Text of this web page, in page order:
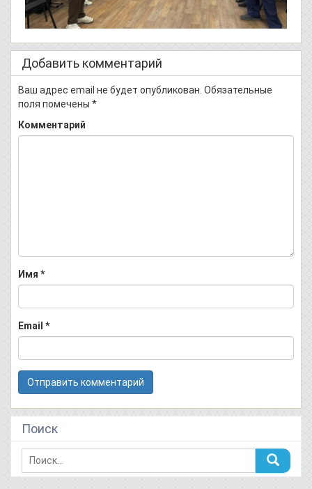
Добавить комментарий
Ваш адрес email не будет опубликован. Обязательные
поля помечены *
Комментарий
Имя *
Email *
Поиск